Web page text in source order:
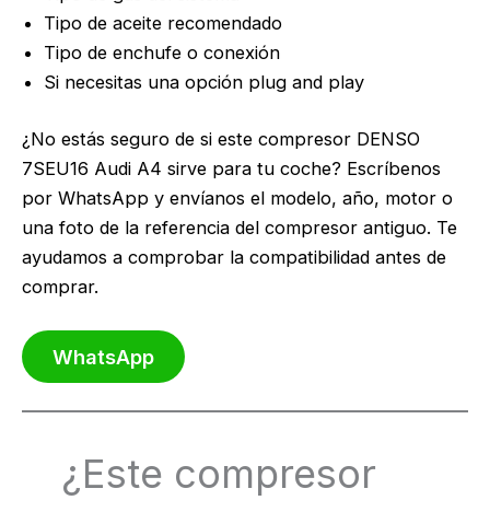
Tipo de aceite recomendado
Tipo de enchufe o conexión
Si necesitas una opción plug and play
¿No estás seguro de si este compresor DENSO
7SEU16 Audi A4 sirve para tu coche? Escríbenos
por WhatsApp y envíanos el modelo, año, motor o
una foto de la referencia del compresor antiguo. Te
ayudamos a comprobar la compatibilidad antes de
comprar.
WhatsApp
¿Este compresor